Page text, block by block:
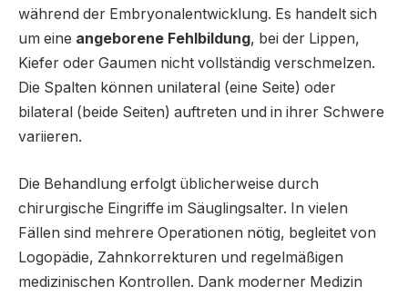
während der Embryonalentwicklung. Es handelt sich
um eine angeborene Fehlbildung, bei der Lippen,
Kiefer oder Gaumen nicht vollständig verschmelzen.
Die Spalten können unilateral (eine Seite) oder
bilateral (beide Seiten) auftreten und in ihrer Schwere
variieren.
Die Behandlung erfolgt üblicherweise durch
chirurgische Eingriffe im Säuglingsalter. In vielen
Fällen sind mehrere Operationen nötig, begleitet von
Logopädie, Zahnkorrekturen und regelmäßigen
medizinischen Kontrollen. Dank moderner Medizin